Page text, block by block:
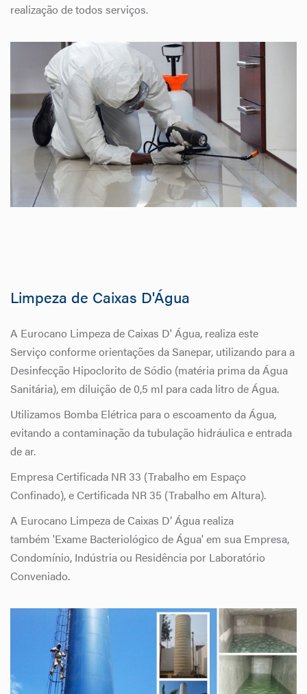
realização de todos serviços.
Limpeza de Caixas D'Água
A Eurocano Limpeza de Caixas D' Água, realiza este
Serviço conforme orientações da Sanepar, utilizando para a
Desinfecção Hipoclorito de Sódio (matéria prima da Água
Sanitária), em diluição de 0,5 ml para cada litro de Água.
Utilizamos Bomba Elétrica para o escoamento da Água,
evitando a contaminação da tubulação hidráulica e entrada
de ar.
Empresa Certificada NR 33 (Trabalho em Espaço
Confinado), e Certificada NR 35 (Trabalho em Altura).
A Eurocano Limpeza de Caixas D’ Água realiza
também 'Exame Bacteriológico de Água' em sua Empresa,
Condomínio, Indústria ou Residência por Laboratório
Conveniado.